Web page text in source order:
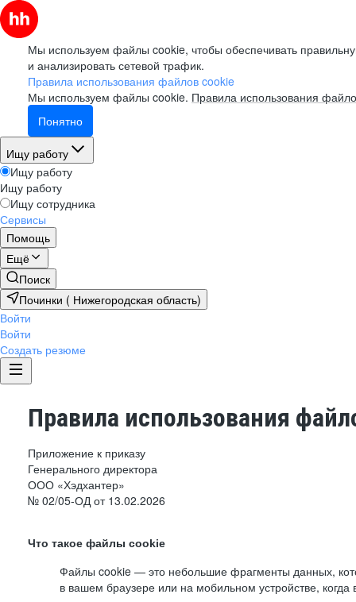
Мы используем файлы cookie, чтобы обеспечивать
и анализировать сетевой трафик.
Правила использования файлов cookie
Мы используем файлы cookie. Правила использования
Понятно
Ищу работу
Ищу работу
Ищу работу
Ищу сотрудника
Сервисы
Помощь
Ещё
Поиск
Починки ( Нижегородская область)
Войти
Войти
Создать резюме
Правила использования
Приложение к приказу
Генерального директора
ООО «Хэдхантер»
№ 02/05-ОД от 13.02.2026
Что такое файлы cookie
Файлы cookie — это небольшие фрагменты данных,
в вашем браузере или на мобильном устройстве,